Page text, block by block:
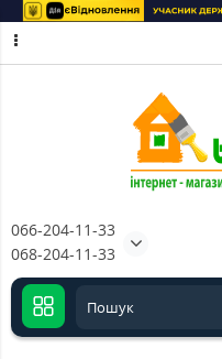
066-204-11-33
068-204-11-33